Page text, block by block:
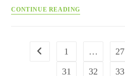
CONTINUE READING
‘αμόλυβδα’;
Go to the previous page
1 … 27
31
32 33